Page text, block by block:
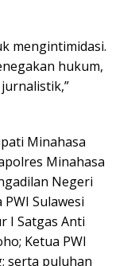
mengintimidasi.
hukum,
Minahasa
Minahasa
Negeri
Sulawesi
I Satgas Anti
Ketua PWI
serta puluhan